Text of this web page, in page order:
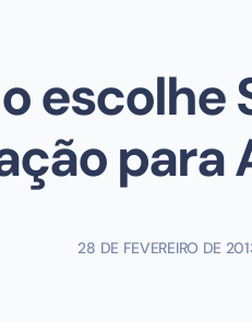
escolhe
para
28 DE FEVEREIRO DE